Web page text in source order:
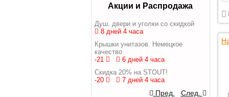
Акции и Распродажа
Душ. двери и уголки со скидкой
8 дней 4 часа
Крышки унитазов. Немецкое
качество
-21
6 дней 4 часа
Скидка 20% на STOUT!
-20
7 дней 4 часа
Пред. След.